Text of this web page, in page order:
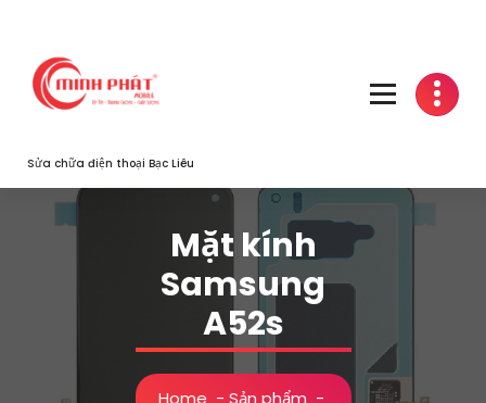
content
Sửa chữa điện thoại Bạc Liêu
Mặt kính
Samsung
A52s
Home - Sản phẩm -